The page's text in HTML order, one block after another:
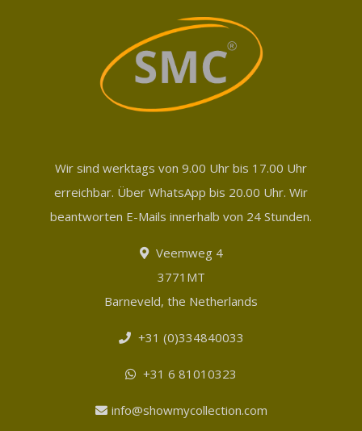
Wir sind werktags von 9.00 Uhr bis 17.00 Uhr
erreichbar. Über WhatsApp bis 20.00 Uhr. Wir
beantworten E-Mails innerhalb von 24 Stunden.
Veemweg 4
3771MT
Barneveld, the Netherlands
+31 (0)334840033
+31 6 81010323
info@showmycollection.com